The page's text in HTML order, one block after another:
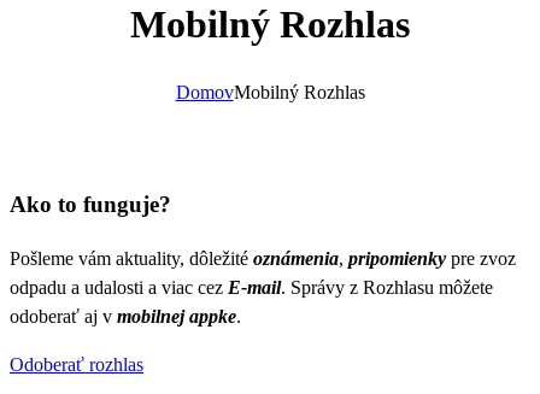
Mobilný Rozhlas
DomovMobilný Rozhlas
Ako to funguje?
Pošleme vám aktuality, dôležité oznámenia, pripomienky pre zvoz
odpadu a udalosti a viac cez E-mail. Správy z Rozhlasu môžete
odoberať aj v mobilnej appke.
Odoberať rozhlas